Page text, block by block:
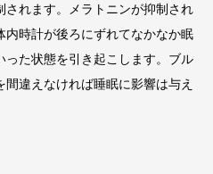
されます。メラトニンが抑制され
内時計が後ろにずれてなかなか眠
た状態を引き起こします。ブル
違えなければ睡眠に影響は与え